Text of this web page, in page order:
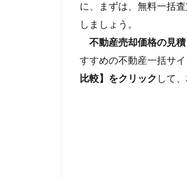
に、まずは、無料一括
しましょう。
不動産売却価格の見積
すすめの不動産一括サ
比較】をクリック して